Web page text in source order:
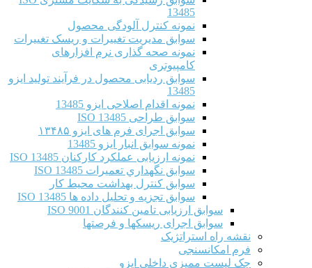
13485
نمونه کنترل آلودگی محصول
سوابق مدیریت تغییرات و ریسک تغییرات
نمونه صحه گذاری نرم افزارهای
کامپیوتری
سوابق ردیابی محصول در فرآیند تولید ایزو
13485
نمونه اقدام اصلاحی ایزو 13485
سوابق طراحی ISO 13485
سوابق اجرای فرم های ایزو ۱۳۴۸۵
نمونه سوابق انبار ایزو 13485
نمونه ارزیابی عملکرد کارکنان ISO 13485
سوابق نگهداري تعميرات ISO 13485
سوابق کنترل بهداشت محیط کار
سوابق تجزیه و تحلیل داده ها ISO 13485
سوابق ارزیابی تامین کنندگان ISO 9001
سوابق اجرای ریسکها و فرصتها
نقشه راه استراتژیک
فرم امکانسنجی
چک لیست ممیزی داخلی ایزو